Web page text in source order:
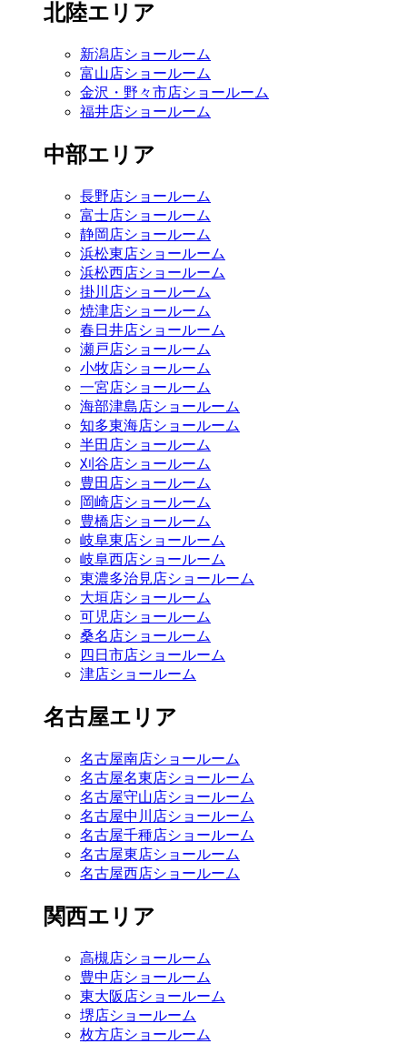
北陸エリア
新潟店ショールーム
富山店ショールーム
金沢・野々市店ショールーム
福井店ショールーム
中部エリア
長野店ショールーム
富士店ショールーム
静岡店ショールーム
浜松東店ショールーム
浜松西店ショールーム
掛川店ショールーム
焼津店ショールーム
春日井店ショールーム
瀬戸店ショールーム
小牧店ショールーム
一宮店ショールーム
海部津島店ショールーム
知多東海店ショールーム
半田店ショールーム
刈谷店ショールーム
豊田店ショールーム
岡崎店ショールーム
豊橋店ショールーム
岐阜東店ショールーム
岐阜西店ショールーム
東濃多治見店ショールーム
大垣店ショールーム
可児店ショールーム
桑名店ショールーム
四日市店ショールーム
津店ショールーム
名古屋エリア
名古屋南店ショールーム
名古屋名東店ショールーム
名古屋守山店ショールーム
名古屋中川店ショールーム
名古屋千種店ショールーム
名古屋東店ショールーム
名古屋西店ショールーム
関西エリア
高槻店ショールーム
豊中店ショールーム
東大阪店ショールーム
堺店ショールーム
枚方店ショールーム